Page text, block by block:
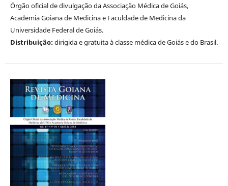
Órgão oficial de divulgação da Associação Médica de Goiás,
Academia Goiana de Medicina e Faculdade de Medicina da
Universidade Federal de Goiás.
Distribuição:dirigida e gratuita à classe médica de Goiás e do Brasil.